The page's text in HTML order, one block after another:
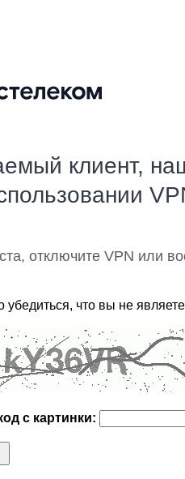
клиент,
отключите VPN или
убедиться, что вы не
с картинки: